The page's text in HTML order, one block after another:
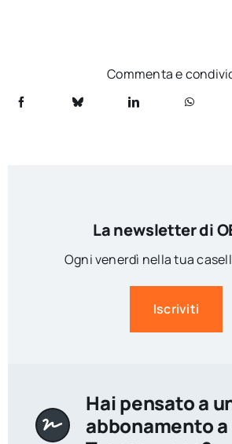
Commenta e
La newsletter di
Ogni venerdì nella tua
Iscriviti
Hai pensato a
abbonamento a